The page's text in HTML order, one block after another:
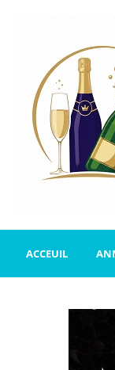
ACCEUIL